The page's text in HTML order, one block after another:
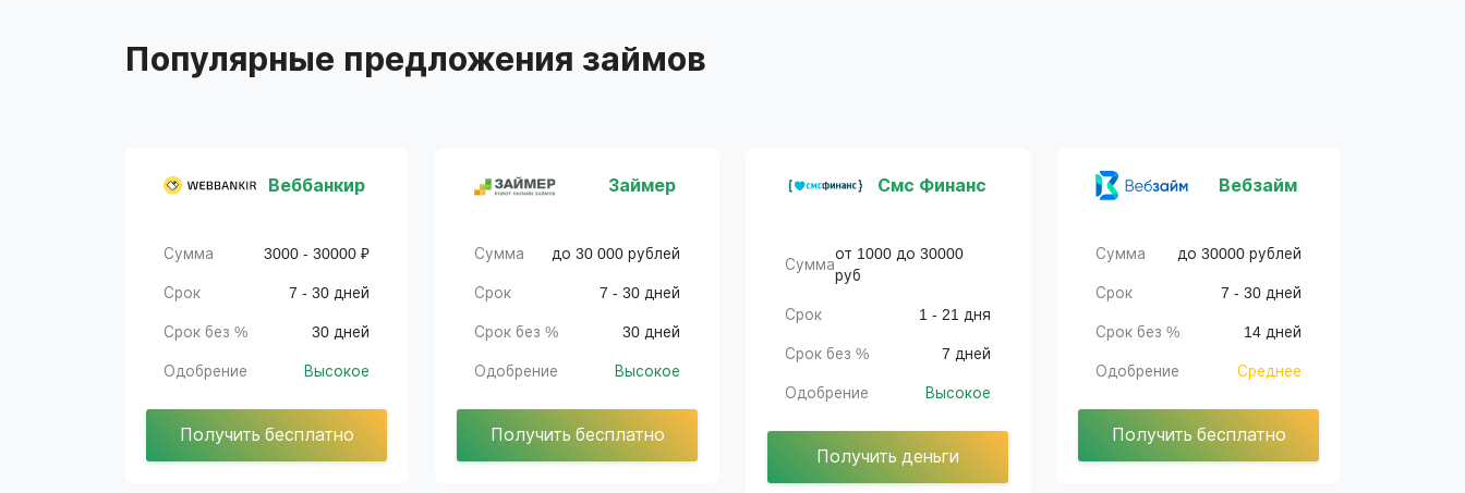
Популярные предложения займов
Веббанкир
Сумма 3000 - 30000 ₽
Срок 7 - 30 дней
Срок без % 30 дней
Одобрение Высокое
Получить бесплатно
Займер
Сумма до 30 000 рублей
Срок 7 - 30 дней
Срок без % 30 дней
Одобрение Высокое
Получить бесплатно
Смс Финанс
Сумма
от 1000 до 30000
руб
Срок 1 - 21 дня
Срок без % 7 дней
Одобрение Высокое
Получить деньги
Вебзайм
Сумма до 30000 рублей
Срок 7 - 30 дней
Срок без % 14 дней
Одобрение Среднее
Получить бесплатно